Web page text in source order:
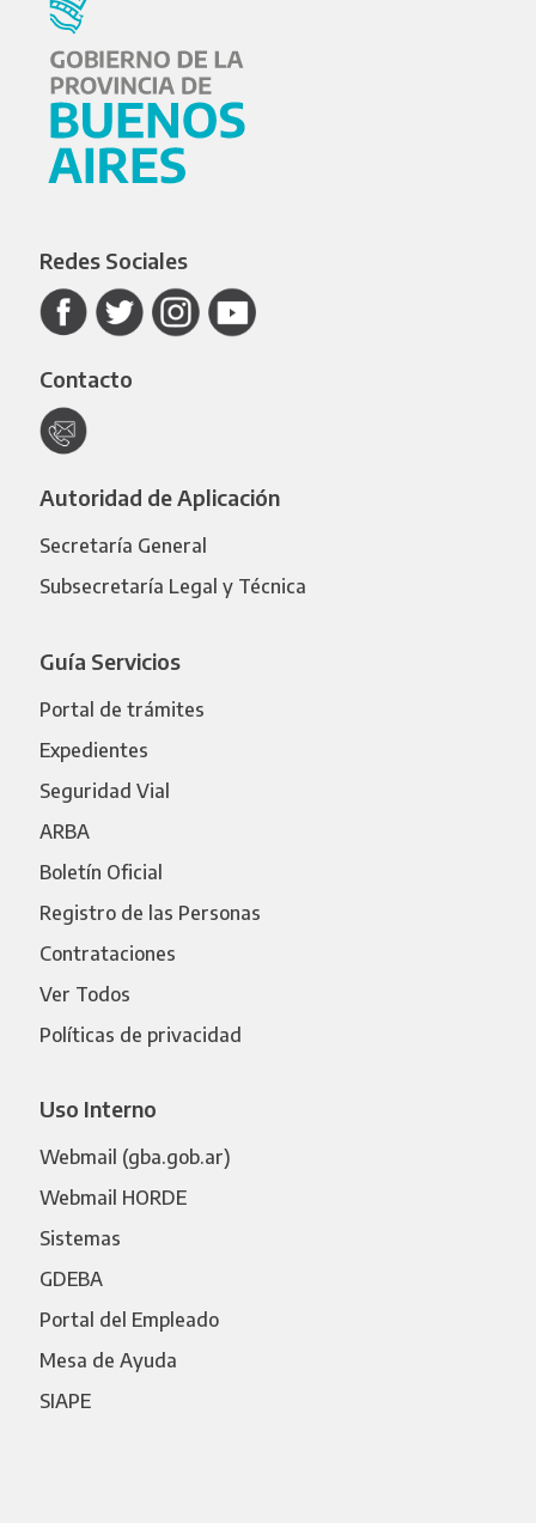
Redes Sociales
Contacto
Autoridad de Aplicación
Secretaría General
Subsecretaría Legal y Técnica
Guía Servicios
Portal de trámites
Expedientes
Seguridad Vial
ARBA
Boletín Oficial
Registro de las Personas
Contrataciones
Ver Todos
Políticas de privacidad
Uso Interno
Webmail (gba.gob.ar)
Webmail HORDE
Sistemas
GDEBA
Portal del Empleado
Mesa de Ayuda
SIAPE